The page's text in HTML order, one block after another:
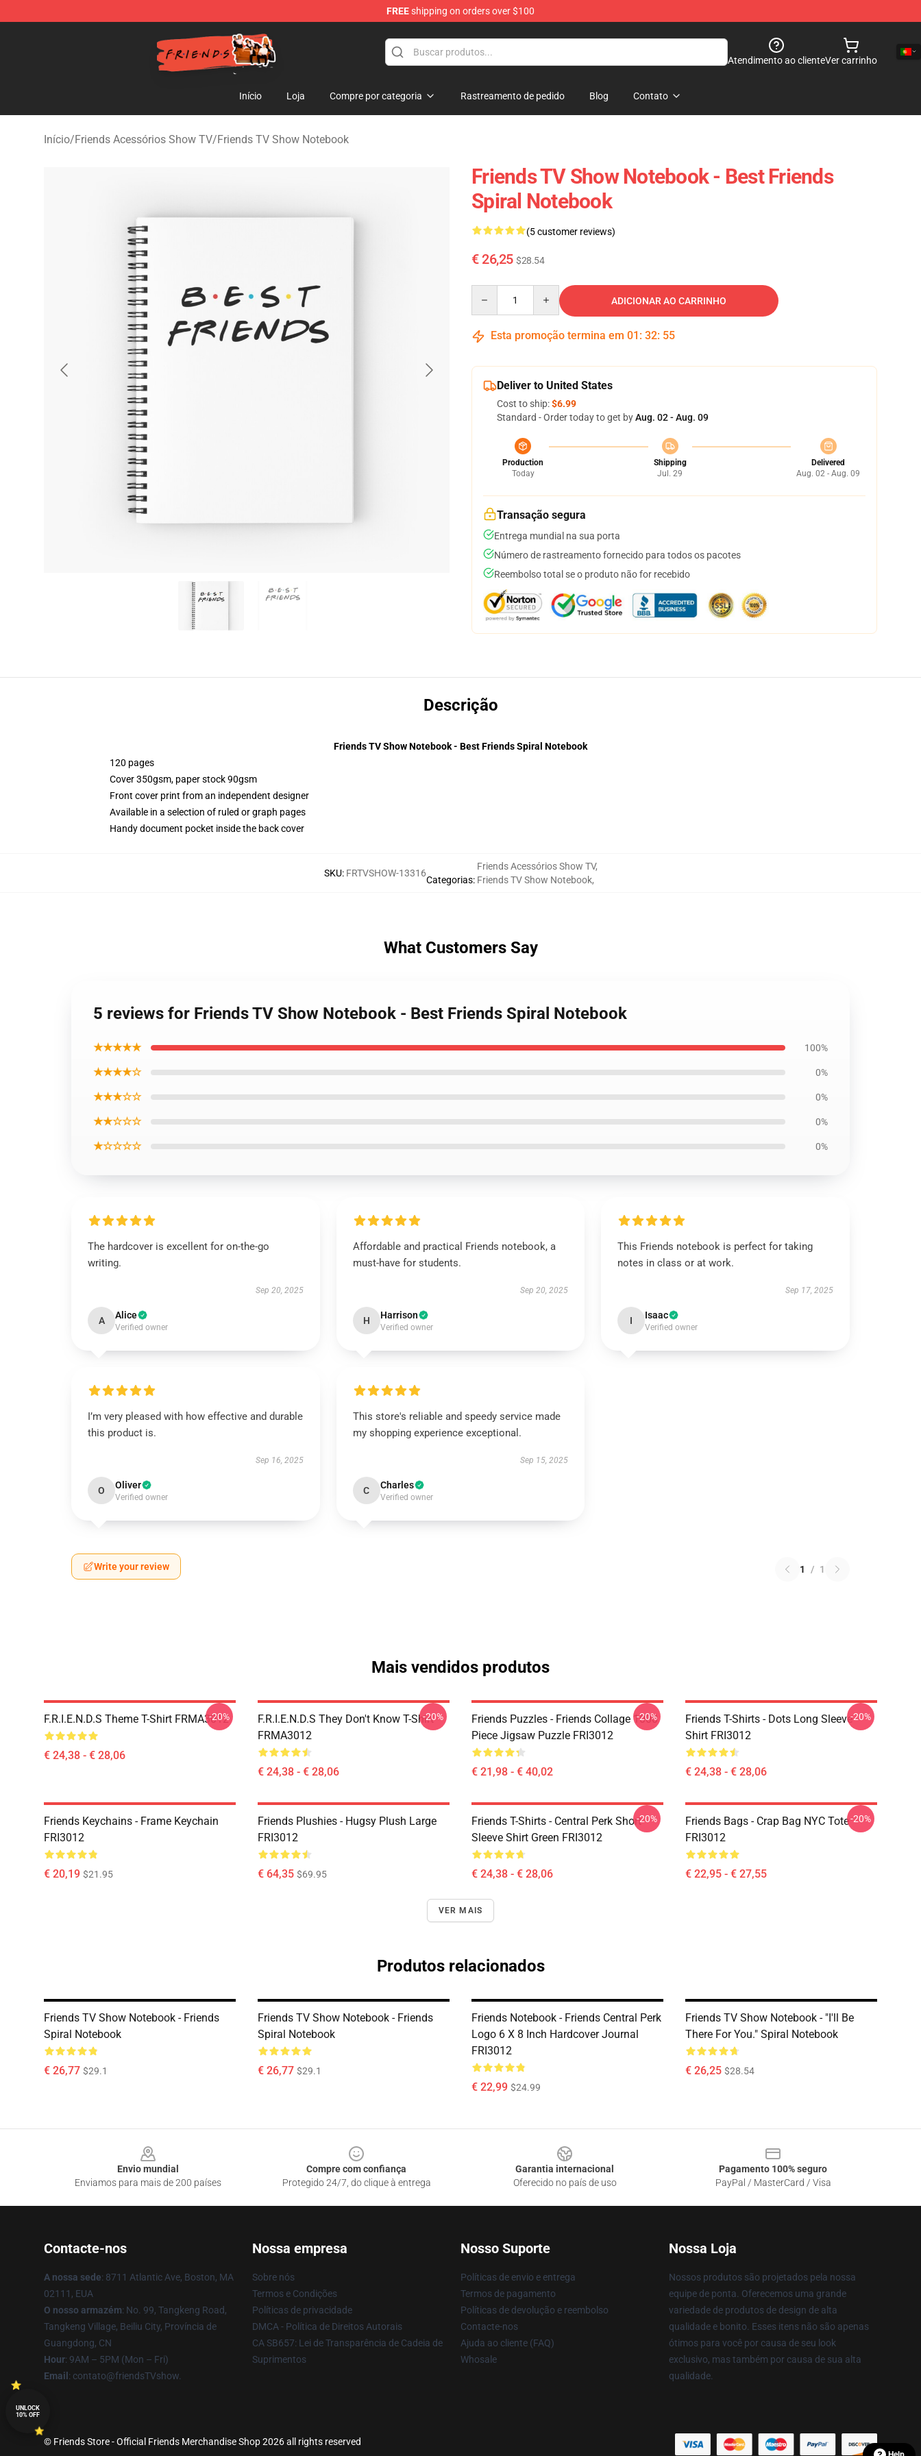
FREEshipping on orders over $100
Friends Store - Official Friends Merchandise Shop
Atendimento ao clienteVer carrinho
Início Loja Compre por categoria Rastreamento de pedido Blog Contato
Início/Friends Acessórios Show TV/Friends TV Show Notebook
Friends TV Show Notebook - Best Friends
Spiral Notebook
(5 customer reviews)
€ 26,25 $28.54
ADICIONAR AO CARRINHO
Esta promoção termina em 01 : 32: 54
Deliver to United States
Cost to ship:$6.99
Standard - Order today to get byAug. 02 - Aug. 09
Production
Today
Shipping
Jul. 29
Delivered
Aug. 02 - Aug. 09
Transação segura
Entrega mundial na sua porta
Número de rastreamento fornecido para todos os pacotes
Reembolso total se o produto não for recebido
Descrição
Friends TV Show Notebook - Best Friends Spiral Notebook
120 pages
Cover 350gsm, paper stock 90gsm
Front cover print from an independent designer
Available in a selection of ruled or graph pages
Handy document pocket inside the back cover
SKU: FRTVSHOW-13316
Categorias:
Friends Acessórios Show TV,
Friends TV Show Notebook,
What Customers Say
5 reviews for Friends TV Show Notebook - Best Friends Spiral Notebook
★★★★★ 100%
★★★★☆ 0%
★★★☆☆ 0%
★★☆☆☆ 0%
★☆☆☆☆ 0%
The hardcover is excellent for on-the-go
writing.
Sep 20, 2025
A Alice
Verified owner
Affordable and practical Friends notebook, a
must-have for students.
Sep 20, 2025
H Harrison
Verified owner
This Friends notebook is perfect for taking
notes in class or at work.
Sep 17, 2025
I Isaac
Verified owner
I’m very pleased with how effective and durable
this product is.
Sep 16, 2025
O Oliver
Verified owner
This store's reliable and speedy service made
my shopping experience exceptional.
Sep 15, 2025
C Charles
Verified owner
Write your review 1 / 1
Mais vendidos produtos
F.R.I.E.N.D.S Theme T-Shirt FRMA3012
€ 24,38 - € 28,06
-20%
F.R.I.E.N.D.S They Don't Know T-Shirt
FRMA3012
€ 24,38 - € 28,06
-20%
Friends Puzzles - Friends Collage 1000
Piece Jigsaw Puzzle FRI3012
€ 21,98 - € 40,02
-20%
Friends T-Shirts - Dots Long Sleeve
Shirt FRI3012
€ 24,38 - € 28,06
-20%
Friends Keychains - Frame Keychain
FRI3012
€ 20,19 $21.95
Friends Plushies - Hugsy Plush Large
FRI3012
€ 64,35 $69.95
Friends T-Shirts - Central Perk Short
Sleeve Shirt Green FRI3012
€ 24,38 - € 28,06
-20%
Friends Bags - Crap Bag NYC Tote
FRI3012
€ 22,95 - € 27,55
-20%
VER MAIS
Produtos relacionados
Friends TV Show Notebook - Friends
Spiral Notebook
€ 26,77 $29.1
Friends TV Show Notebook - Friends
Spiral Notebook
€ 26,77 $29.1
Friends Notebook - Friends Central Perk
Logo 6 X 8 Inch Hardcover Journal
FRI3012
€ 22,99 $24.99
Friends TV Show Notebook - "I'll Be
There For You." Spiral Notebook
€ 26,25 $28.54
Envio mundial
Enviamos para mais de 200 países
Compre com confiança
Protegido 24/7, do clique à entrega
Garantia internacional
Oferecido no país de uso
Pagamento 100% seguro
PayPal / MasterCard / Visa
Contacte-nos
A nossa sede: 8711 Atlantic Ave, Boston, MA
02111, EUA
O nosso armazém: No. 99, Tangkeng Road,
Tangkeng Village, Beiliu City, Província de
Guangdong, CN
Hour: 9AM – 5PM (Mon – Fri)
Email : contato@friendsTVshow.
Nossa empresa
Sobre nós
Termos e Condições
Políticas de privacidade
DMCA - Política de Direitos Autorais
CA SB657: Lei de Transparência de Cadeia de
Suprimentos
Nosso Suporte
Políticas de envio e entrega
Termos de pagamento
Políticas de devolução e reembolso
Contacte-nos
Ajuda ao cliente (FAQ)
Whosale
Nossa Loja
Nossos produtos são projetados pela nossa
equipe de ponta. Oferecemos uma grande
variedade de produtos de design de alta
qualidade e bonito. Esses itens não são apenas
ótimos para você por causa de seu look
exclusivo, mas também por causa de sua alta
qualidade.
© Friends Store - Official Friends Merchandise Shop 2026 all rights reserved
UNLOCK
10% OFF